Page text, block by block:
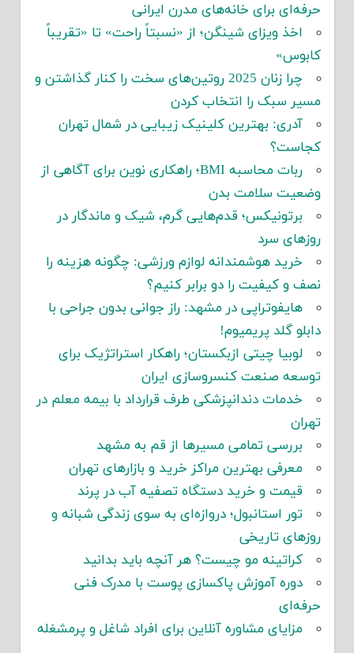
حرفه‌ای برای خانه‌های مدرن ایرانی
اخذ ویزای شینگن؛ از «نسبتاً راحت» تا «تقریباً
کابوس»
چرا زنان 2025 روتین‌های سخت را کنار گذاشتن و
مسیر سبک را انتخاب کردن
آدری: بهترین کلینیک زیبایی در شمال تهران
کجاست؟
ربات محاسبه BMI؛ راهکاری نوین برای آگاهی از
وضعیت سلامت بدن
برتونیکس؛ قدم‌هایی گرم، شیک و ماندگار در
روزهای سرد
خرید هوشمندانه لوازم ورزشی: چگونه هزینه را
نصف و کیفیت را دو برابر کنیم؟
هایفوتراپی در مشهد: راز جوانی بدون جراحی با
دابلو گلد پریمیوم!
لوبیا چیتی ازبکستان؛ راهکار استراتژیک برای
توسعه صنعت کنسروسازی ایران
خدمات دندانپزشکی طرف قرارداد با بیمه معلم در
تهران
بررسی تمامی مسیرها از قم به مشهد
معرفی بهترین مراکز خرید و بازارهای تهران
قیمت و خرید دستگاه تصفیه آب در پرند
تور استانبول؛ دروازه‌ای به سوی زندگی شبانه و
روزهای تاریخی
کراتینه مو چیست؟ هر آنچه باید بدانید
دوره آموزش پاکسازی پوست با مدرک فنی
حرفه‌ای
مزایای مشاوره آنلاین برای افراد شاغل و پرمشغله